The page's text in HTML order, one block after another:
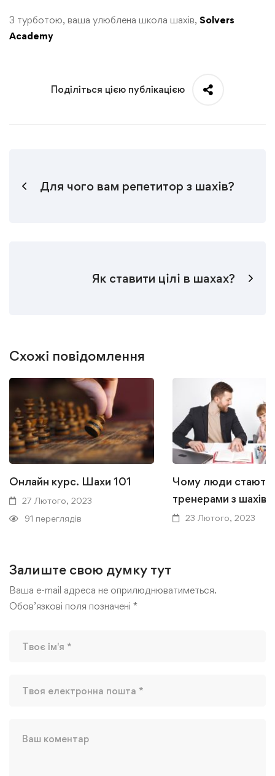
З турботою, ваша улюблена школа шахів, Solvers
Academy
Поділіться цією публікацією
Для чого вам репетитор з шахів?
Як ставити цілі в шахах?
Схожі повідомлення
Онлайн курс. Шахи 101
27 Лютого, 2023
91 переглядів
Чому люди стають
тренерами з шахів?
23 Лютого, 2023
Залиште свою думку тут
Ваша e-mail адреса не оприлюднюватиметься.
Обов’язкові поля позначені *